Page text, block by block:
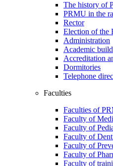
The history of
PRMU in the
Rector
Election of the
Administration
Academic
Accreditation
Dormitories
Telephone
Faculties
Faculties of
Faculty of
Faculty of
Faculty of
Faculty of
Faculty of
Faculty of